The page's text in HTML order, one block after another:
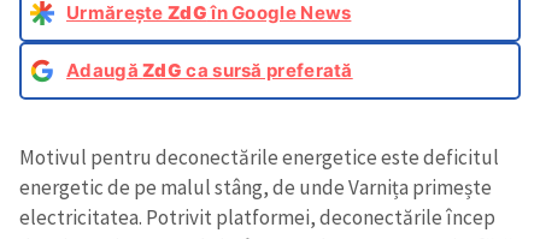
Urmărește ZdGîn Google News
AdaugăZdG ca sursă preferată
Motivul pentru deconectările energetice este deficitul
energetic de pe malul stâng, de unde Varnița primește
electricitatea. Potrivit platformei, deconectările încep